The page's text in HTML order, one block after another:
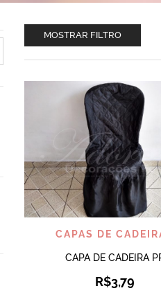
MOSTRAR FILTRO
VISUALIZAR
CAPAS DE
CAPA DE CADEIRA
R$3,79